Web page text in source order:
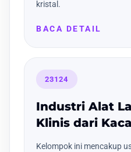
kristal.
BACA DETAIL
23124
Industri Alat
Klinis dari Kaca
Kelompok ini mencakup